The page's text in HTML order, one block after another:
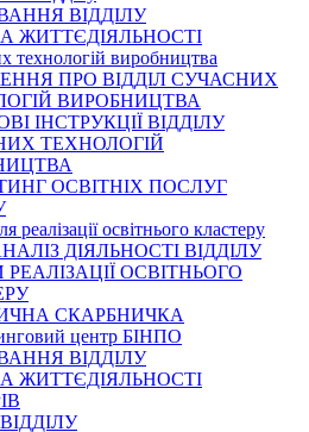
ВІДДІЛУ
ЖИТТЄДІЯЛЬНОСТІ
технологій виробництва
ПРО ВІДДІЛ СУЧАСНИХ
ВИРОБНИЦТВА
ІНСТРУКЦІЇ ВІДДІЛУ
ТЕХНОЛОГІЙ
ОСВІТНІХ ПОСЛУГ
реалізації освітнього кластеру
ДІЯЛЬНОСТІ ВІДДІЛУ
ОСВІТНЬОГО
СКАРБНИЧКА
центр БІНПО
ВІДДІЛУ
ЖИТТЄДІЯЛЬНОСТІ